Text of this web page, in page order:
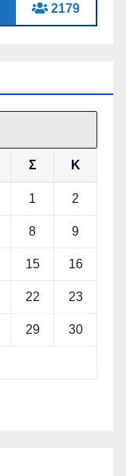
2179
Σ Κ
1 2
8 9
15 16
22 23
29 30